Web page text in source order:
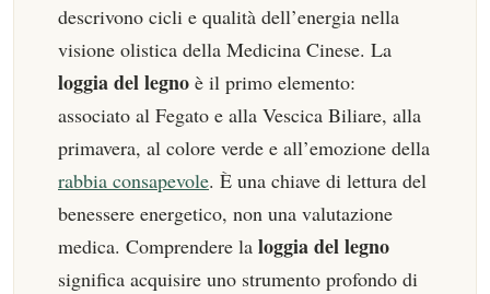
descrivono cicli e qualità dell’energia nella
visione olistica della Medicina Cinese. La
loggia del legno è il primo elemento:
associato al Fegato e alla Vescica Biliare, alla
primavera, al colore verde e all’emozione della
rabbia consapevole. È una chiave di lettura del
benessere energetico, non una valutazione
medica. Comprendere la loggia del legno
significa acquisire uno strumento profondo di